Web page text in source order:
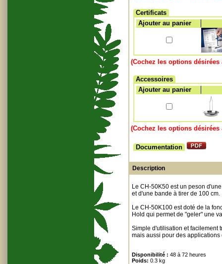
Certificats
Ajouter au panier
(Cochez les options
Accessoires
Ajouter au panier
(Cochez les options
Documentation
Description
Le CH-50K50 est un peson
et d'une bande à tirer de 100 cm.
Le CH-50K100 est doté de la
Hold qui permet de "geler" une
Simple d'utilisation et facilement
mais aussi pour des
Disponibilité : 48 à 72 heures
Poids: 0.3 kg